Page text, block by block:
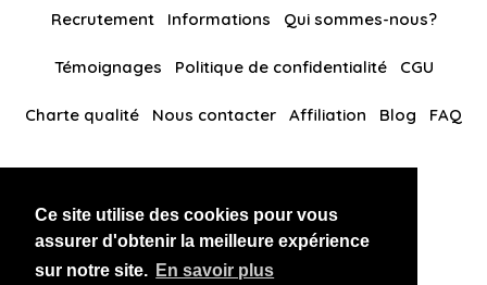
Ce site utilise des cookies pour vous
assurer d'obtenir la meilleure expérience
sur notre site. En savoir plus
Recrutement Informations Qui sommes-nous?
Témoignages Politique de confidentialité CGU
Charte qualité Nous contacter Affiliation Blog FAQ
BlackAndBeauties RussianKisses